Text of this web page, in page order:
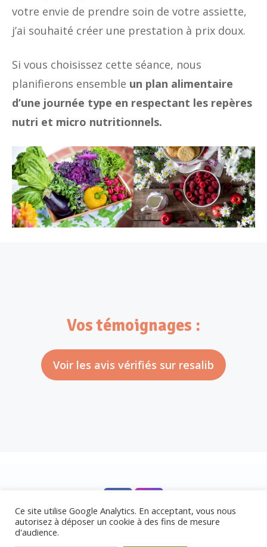
votre envie de prendre soin de votre assiette,
j’ai souhaité créer une prestation à prix doux.
Si vous choisissez cette séance, nous
planifierons ensemble un plan alimentaire
d’une journée type en respectant les repères
nutri et micro nutritionnels.
Vos témoignages :
Voir les avis vérifiés sur resalib
Ce site utilise Google Analytics. En acceptant, vous nous
autorisez à déposer un cookie à des fins de mesure
d'audience.